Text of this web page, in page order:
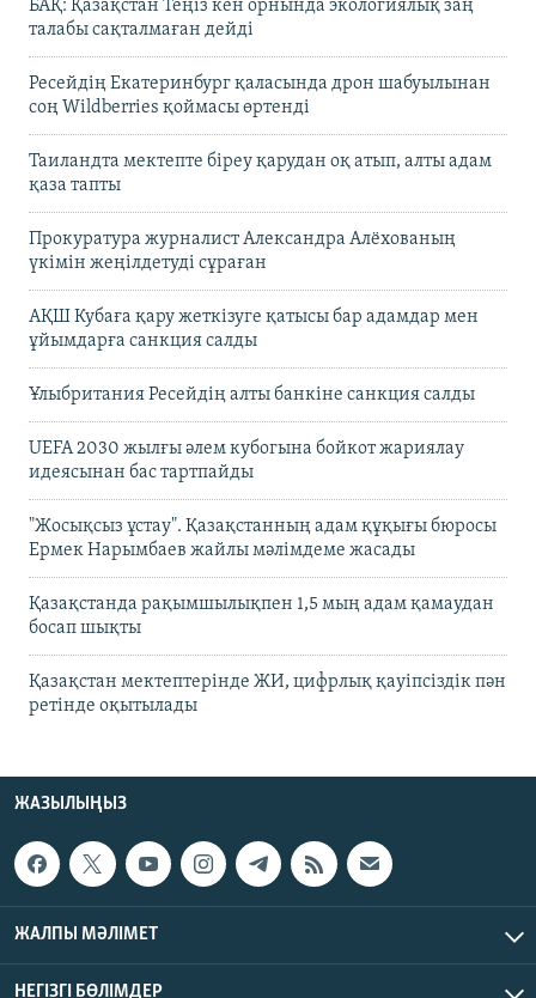
БАҚ: Қазақстан Теңіз кен орнында экологиялық заң
талабы сақталмаған дейді
Ресейдің Екатеринбург қаласында дрон шабуылынан
соң Wildberries қоймасы өртенді
Таиландта мектепте біреу қарудан оқ атып, алты адам
қаза тапты
Прокуратура журналист Александра Алёхованың
үкімін жеңілдетуді сұраған
АҚШ Кубаға қару жеткізуге қатысы бар адамдар мен
ұйымдарға санкция салды
Ұлыбритания Ресейдің алты банкіне санкция салды
UEFA 2030 жылғы әлем кубогына бойкот жариялау
идеясынан бас тартпайды
"Жосықсыз ұстау". Қазақстанның адам құқығы бюросы
Ермек Нарымбаев жайлы мәлімдеме жасады
Қазақстанда рақымшылықпен 1,5 мың адам қамаудан
босап шықты
Қазақстан мектептерінде ЖИ, цифрлық қауіпсіздік пән
ретінде оқытылады
ЖАЗЫЛЫҢЫЗ
ЖАЛПЫ МӘЛІМЕТ
НЕГІЗГІ БӨЛІМДЕР